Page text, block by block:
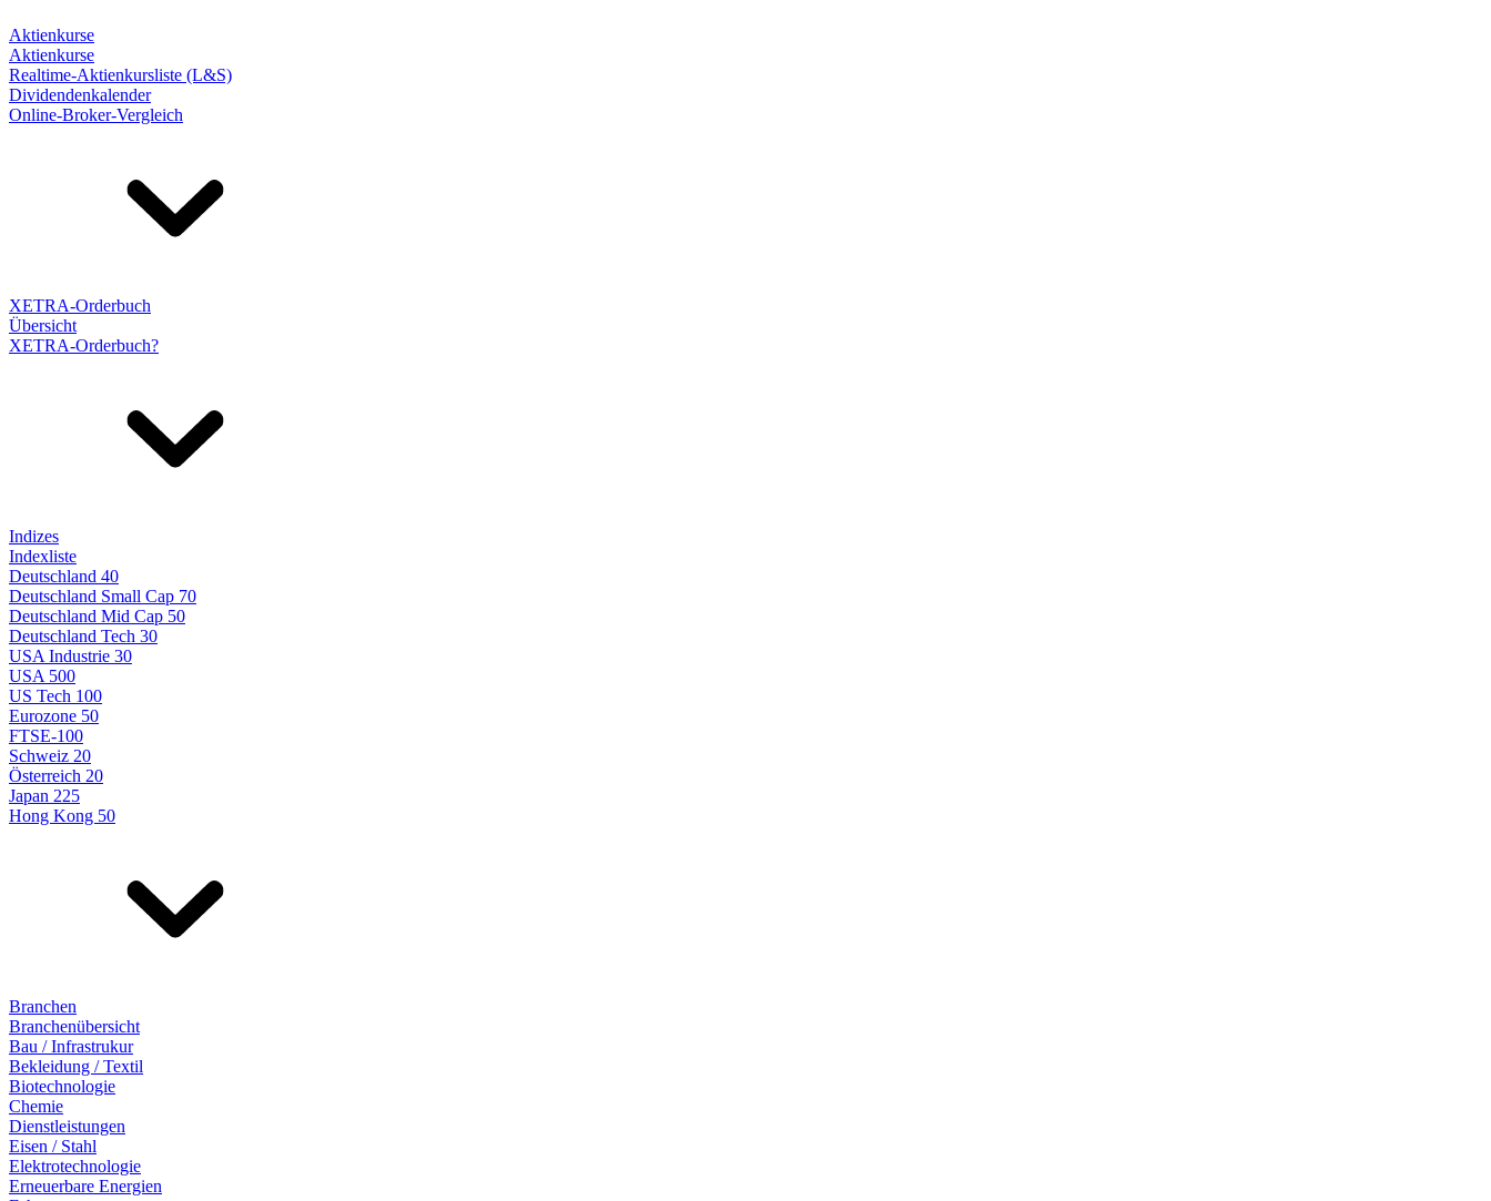
Aktienkurse
Aktienkurse
Realtime-Aktienkursliste (L&S)
Dividendenkalender
Online-Broker-Vergleich
XETRA-Orderbuch
Übersicht
XETRA-Orderbuch?
Indizes
Indexliste
Deutschland 40
Deutschland Small Cap 70
Deutschland Mid Cap 50
Deutschland Tech 30
USA Industrie 30
USA 500
US Tech 100
Eurozone 50
FTSE-100
Schweiz 20
Österreich 20
Japan 225
Hong Kong 50
Branchen
Branchenübersicht
Bau / Infrastrukur
Bekleidung / Textil
Biotechnologie
Chemie
Dienstleistungen
Eisen / Stahl
Elektrotechnologie
Erneuerbare Energien